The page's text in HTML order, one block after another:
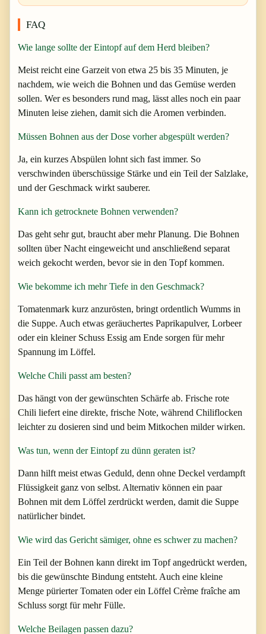
FAQ
Wie lange sollte der Eintopf auf dem Herd bleiben?
Meist reicht eine Garzeit von etwa 25 bis 35 Minuten, je
nachdem, wie weich die Bohnen und das Gemüse werden
sollen. Wer es besonders rund mag, lässt alles noch ein paar
Minuten leise ziehen, damit sich die Aromen verbinden.
Müssen Bohnen aus der Dose vorher abgespült werden?
Ja, ein kurzes Abspülen lohnt sich fast immer. So
verschwinden überschüssige Stärke und ein Teil der Salzlake,
und der Geschmack wirkt sauberer.
Kann ich getrocknete Bohnen verwenden?
Das geht sehr gut, braucht aber mehr Planung. Die Bohnen
sollten über Nacht eingeweicht und anschließend separat
weich gekocht werden, bevor sie in den Topf kommen.
Wie bekomme ich mehr Tiefe in den Geschmack?
Tomatenmark kurz anzurösten, bringt ordentlich Wumms in
die Suppe. Auch etwas geräuchertes Paprikapulver, Lorbeer
oder ein kleiner Schuss Essig am Ende sorgen für mehr
Spannung im Löffel.
Welche Chili passt am besten?
Das hängt von der gewünschten Schärfe ab. Frische rote
Chili liefert eine direkte, frische Note, während Chiliflocken
leichter zu dosieren sind und beim Mitkochen milder wirken.
Was tun, wenn der Eintopf zu dünn geraten ist?
Dann hilft meist etwas Geduld, denn ohne Deckel verdampft
Flüssigkeit ganz von selbst. Alternativ können ein paar
Bohnen mit dem Löffel zerdrückt werden, damit die Suppe
natürlicher bindet.
Wie wird das Gericht sämiger, ohne es schwer zu machen?
Ein Teil der Bohnen kann direkt im Topf angedrückt werden,
bis die gewünschte Bindung entsteht. Auch eine kleine
Menge pürierter Tomaten oder ein Löffel Crème fraîche am
Schluss sorgt für mehr Fülle.
Welche Beilagen passen dazu?